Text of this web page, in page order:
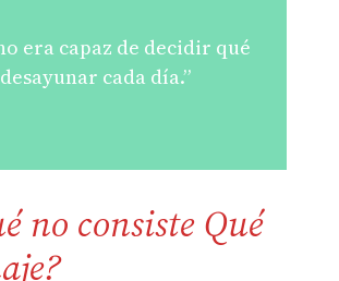
era capaz de decidir qué
desayunar cada día.”
no consiste Qué